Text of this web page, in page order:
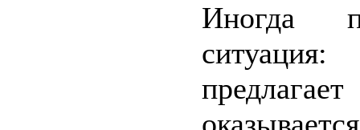
Иногда